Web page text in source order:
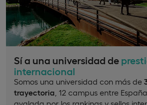
Sí a una universidad de
internacional
Somos una universidad con más de
trayectoria , 12 campus entre